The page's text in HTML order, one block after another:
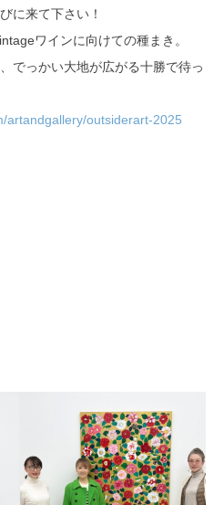
に来て下さい！
ワインに向けての種まき。
でっかい大地が広がる十勝で待っ
artandgallery/outsiderart-2025